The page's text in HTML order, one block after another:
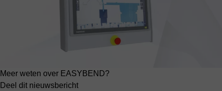
Meer weten over EASYBEND?
Deel dit nieuwsbericht